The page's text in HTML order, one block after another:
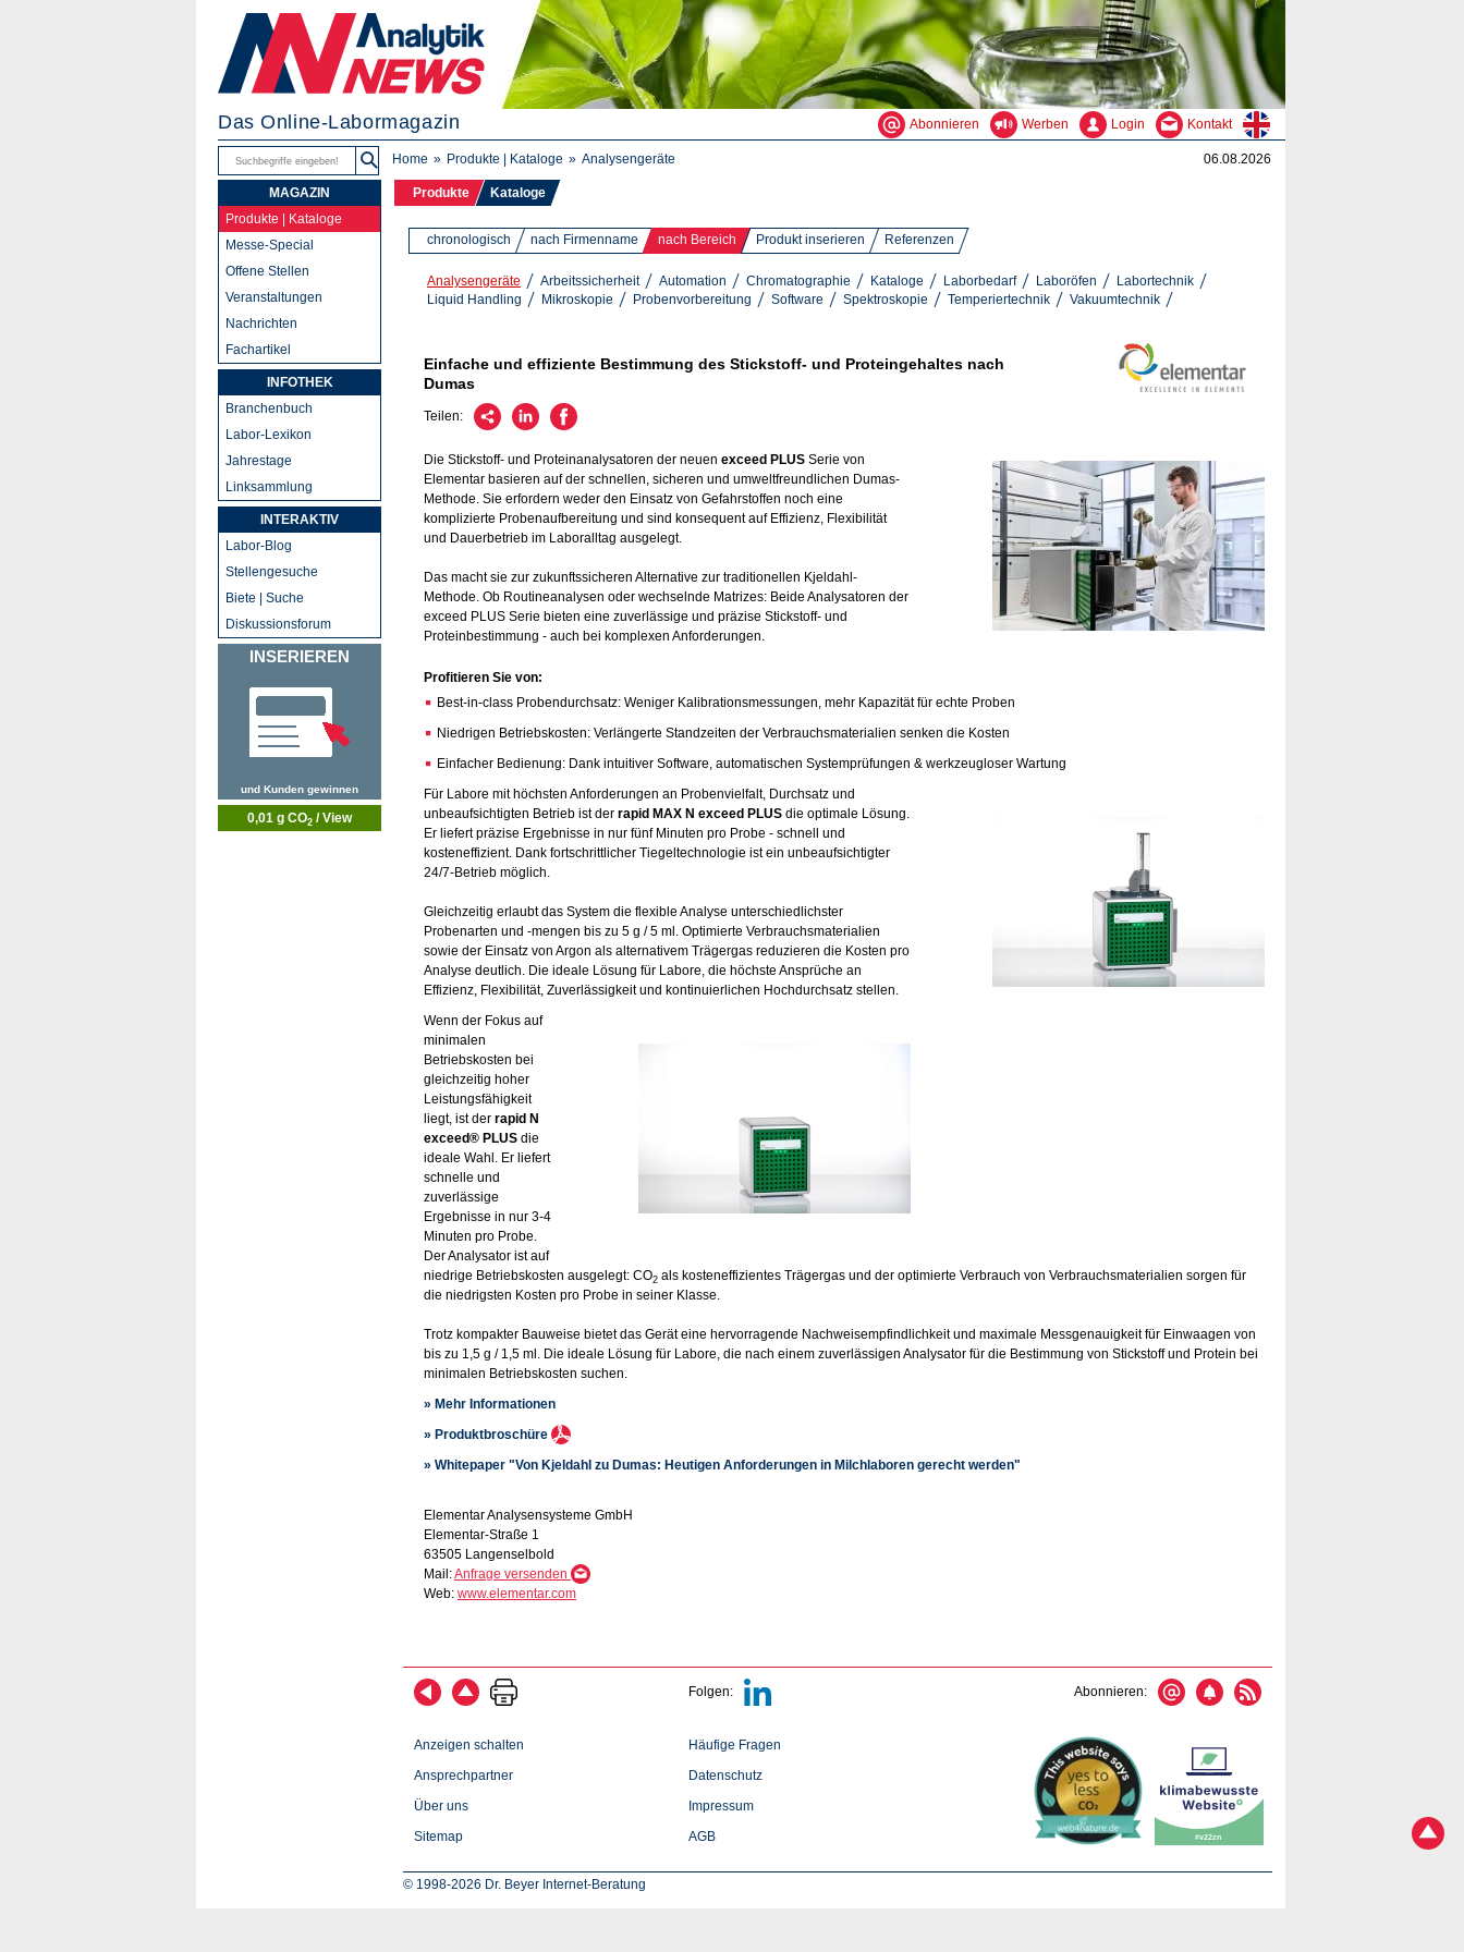
Das Online-Labormagazin Abonnieren Werben Login Kontakt
Home Produkte | Kataloge Analysengeräte 06.08.2026
Produkte Kataloge
chronologisch nach Firmenname nach Bereich Produkt inserieren Referenzen
Analysengeräte Arbeitssicherheit Automation Chromatographie Kataloge Laborbedarf Laboröfen
Labortechnik
Liquid Handling
Mikroskopie Probenvorbereitung Software Spektroskopie Temperiertechnik Vakuumtechnik
Einfache und effiziente Bestimmung des Stickstoff- und Proteingehaltes nach
Dumas
Teilen:
Die Stickstoff- und Proteinanalysatoren der neuen exceed PLUS Serie von
Elementar basieren auf der schnellen, sicheren und umweltfreundlichen Dumas-
Methode. Sie erfordern weder den Einsatz von Gefahrstoffen noch eine
komplizierte Probenaufbereitung und sind konsequent auf Effizienz, Flexibilität
und Dauerbetrieb im Laboralltag ausgelegt.
Das macht sie zur zukunftssicheren Alternative zur traditionellen Kjeldahl-
Methode. Ob Routineanalysen oder wechselnde Matrizes: Beide Analysatoren der
exceed PLUS Serie bieten eine zuverlässige und präzise Stickstoff- und
Proteinbestimmung - auch bei komplexen Anforderungen.
Profitieren Sie von:
Best-in-class Probendurchsatz: Weniger Kalibrationsmessungen, mehr Kapazität für echte Proben
Niedrigen Betriebskosten: Verlängerte Standzeiten der Verbrauchsmaterialien senken die Kosten
Einfacher Bedienung: Dank intuitiver Software, automatischen Systemprüfungen & werkzeugloser Wartung
Für Labore mit höchsten Anforderungen an Probenvielfalt, Durchsatz und
unbeaufsichtigten Betrieb ist der rapid MAX N exceed PLUS die optimale Lösung.
Er liefert präzise Ergebnisse in nur fünf Minuten pro Probe - schnell und
kosteneffizient. Dank fortschrittlicher Tiegeltechnologie ist ein unbeaufsichtigter
24/7-Betrieb möglich.
Gleichzeitig erlaubt das System die flexible Analyse unterschiedlichster
Probenarten und -mengen bis zu 5 g / 5 ml. Optimierte Verbrauchsmaterialien
sowie der Einsatz von Argon als alternativem Trägergas reduzieren die Kosten pro
Analyse deutlich. Die ideale Lösung für Labore, die höchste Ansprüche an
Effizienz, Flexibilität, Zuverlässigkeit und kontinuierlichen Hochdurchsatz stellen.
Wenn der Fokus auf
minimalen
Betriebskosten bei
gleichzeitig hoher
Leistungsfähigkeit
liegt, ist der rapid N
exceed® PLUS die
ideale Wahl. Er liefert
schnelle und
zuverlässige
Ergebnisse in nur 3-4
Minuten pro Probe.
Der Analysator ist auf
niedrige Betriebskosten ausgelegt: CO2 als kosteneffizientes Trägergas und der optimierte Verbrauch von Verbrauchsmaterialien sorgen für
die niedrigsten Kosten pro Probe in seiner Klasse.
Trotz kompakter Bauweise bietet das Gerät eine hervorragende Nachweisempfindlichkeit und maximale Messgenauigkeit für Einwaagen von
bis zu 1,5 g / 1,5 ml. Die ideale Lösung für Labore, die nach einem zuverlässigen Analysator für die Bestimmung von Stickstoff und Protein bei
minimalen Betriebskosten suchen.
» Mehr Informationen
» Produktbroschüre
» Whitepaper "Von Kjeldahl zu Dumas: Heutigen Anforderungen in Milchlaboren gerecht werden"
Elementar Analysensysteme GmbH
Elementar-Straße 1
63505 Langenselbold
Mail:Anfrage versenden
Web: www.elementar.com
Folgen: Abonnieren:
Anzeigen schalten
Ansprechpartner
Über uns
Sitemap
Häufige Fragen
Datenschutz
Impressum
AGB
© 1998-2026 Dr. Beyer Internet-Beratung
MAGAZIN
Produkte | Kataloge
Messe-Special
Offene Stellen
Veranstaltungen
Nachrichten
Fachartikel
INFOTHEK
Branchenbuch
Labor-Lexikon
Jahrestage
Linksammlung
INTERAKTIV
Labor-Blog
Stellengesuche
Biete | Suche
Diskussionsforum
INSERIEREN
und Kunden gewinnen
0,01 g CO2 / View